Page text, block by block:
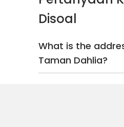
Disoal
What is the
Taman Dahlia?